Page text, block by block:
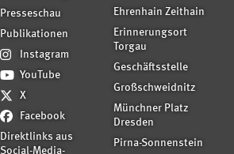
Presseschau
Publikationen
Instagram
YouTube
X
Facebook
Direktlinks aus
Social-Media-
Ehrenhain Zeithain
Erinnerungsort
Torgau
Geschäftsstelle
Großschweidnitz
Münchner Platz
Dresden
Pirna-Sonnenstein